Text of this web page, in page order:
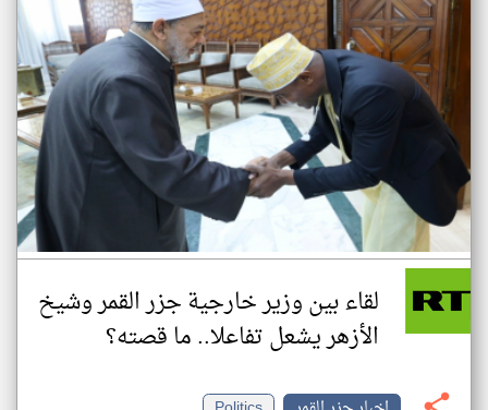
لقاء بين وزير خارجية جزر القمر وشيخ
الأزهر يشعل تفاعلا.. ما قصته؟